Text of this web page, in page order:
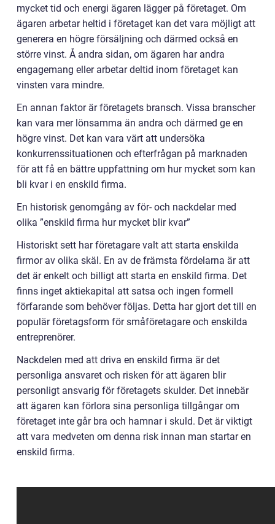
mycket tid och energi ägaren lägger på företaget. Om
ägaren arbetar heltid i företaget kan det vara möjligt att
generera en högre försäljning och därmed också en
större vinst. Å andra sidan, om ägaren har andra
engagemang eller arbetar deltid inom företaget kan
vinsten vara mindre.
En annan faktor är företagets bransch. Vissa branscher
kan vara mer lönsamma än andra och därmed ge en
högre vinst. Det kan vara värt att undersöka
konkurrenssituationen och efterfrågan på marknaden
för att få en bättre uppfattning om hur mycket som kan
bli kvar i en enskild firma.
En historisk genomgång av för- och nackdelar med
olika ”enskild firma hur mycket blir kvar”
Historiskt sett har företagare valt att starta enskilda
firmor av olika skäl. En av de främsta fördelarna är att
det är enkelt och billigt att starta en enskild firma. Det
finns inget aktiekapital att satsa och ingen formell
förfarande som behöver följas. Detta har gjort det till en
populär företagsform för småföretagare och enskilda
entreprenörer.
Nackdelen med att driva en enskild firma är det
personliga ansvaret och risken för att ägaren blir
personligt ansvarig för företagets skulder. Det innebär
att ägaren kan förlora sina personliga tillgångar om
företaget inte går bra och hamnar i skuld. Det är viktigt
att vara medveten om denna risk innan man startar en
enskild firma.